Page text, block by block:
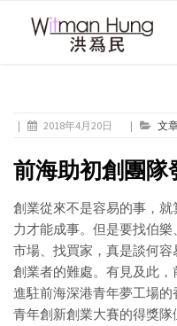
| 2018年4月20日 | 文
前海助初創團隊
創業從來不是容易的事，
力才能成事。但是要找伯
市場、找買家，真是談何
創業者的難處。有見及此
進駐前海深港青年夢工場
青年創新創業大賽的得獎